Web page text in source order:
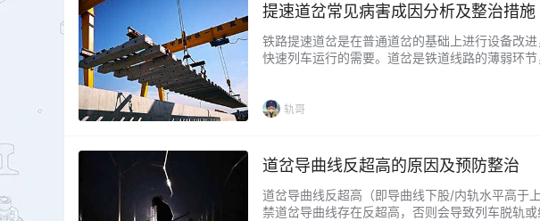
提速道岔常见病害成因分析及整治措施
铁路提速道岔是在普通道岔的基础上进行设备改
快速列车运行的需要。道岔是铁道线路的薄弱环
害、正确定性分析病害及对病害进行…...
轨哥
道岔导曲线反超高的原因及预防整治
道岔导曲线反超高（即导曲线下股/内轨水平高于
禁道岔导曲线存在反超高，否则会导致列车脱轨